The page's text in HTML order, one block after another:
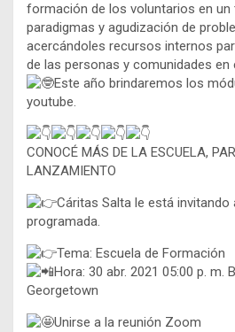
formación de los voluntarios en un
paradigmas y agudización de
acercándoles recursos internos
de las personas y comunidades en
Este año brindaremos los
youtube.
CONOCÉ MÁS DE LA ESCUELA,
LANZAMIENTO
Cáritas Salta le está
programada.
Tema: Escuela de Formación
Hora: 30 abr. 2021 05:00 p. m.
Georgetown
Unirse a la reunión Zoom